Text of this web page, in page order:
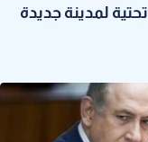
لمدينة جديدة